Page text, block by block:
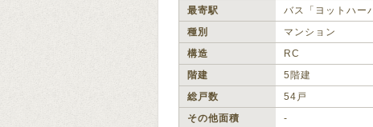
最寄駅
バス「ヨットハー
種別
マンション
構造
RC
階建
5階建
総戸数
54戸
その他面積
‐